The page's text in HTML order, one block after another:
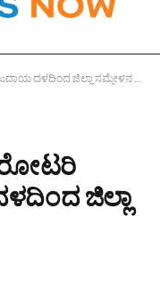
ಜಿಲ್ಲಾ ಸಮ್ಮೇಳನ ‘ಸಾಂಗತ್ಯ’
ರೋಟರಿ
ಜಿಲ್ಲಾ